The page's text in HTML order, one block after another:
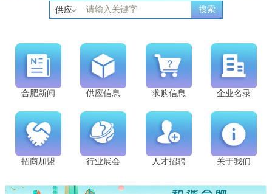
供应 搜索
合肥新闻 供应信息 求购信息 企业名录
招商加盟 行业展会 人才招聘 关于我们